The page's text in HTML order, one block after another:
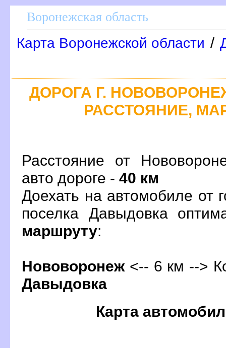
оронежская область
Карта Воронежской области /
ДОРОГА Г.
РАССТОЯНИЕ,
Расстояние от
авто дороге - 40 км
Доехать на автомобиле от
поселка Давыдовка
маршруту:
Нововоронеж<-- 6 км -->
Давыдовка
Карта